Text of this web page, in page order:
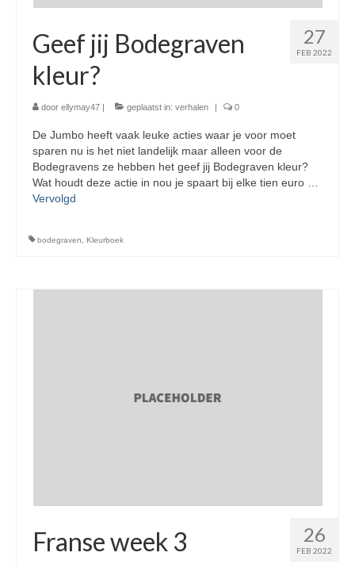
27
FEB 2022
Geef jij Bodegraven
kleur?
door ellymay47 | geplaatst in: verhalen | 0
De Jumbo heeft vaak leuke acties waar je voor moet
sparen nu is het niet landelijk maar alleen voor de
Bodegravens ze hebben het geef jij Bodegraven kleur?
Wat houdt deze actie in nou je spaart bij elke tien euro …
Vervolgd
bodegraven Kleurboek
26
FEB 2022
Franse week 3